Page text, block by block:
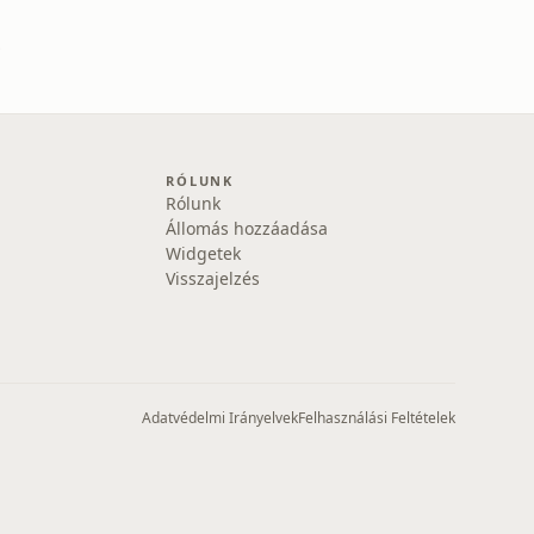
RÓLUNK
Rólunk
Állomás hozzáadása
Widgetek
Visszajelzés
Adatvédelmi IrányelvekFelhasználási Feltételek